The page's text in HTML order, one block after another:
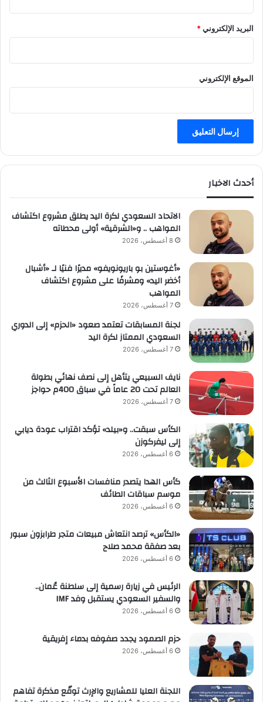
البريد الإلكتروني*
الموقع الإلكتروني
أحدث الاخبار
الاتحاد السعودي لكرة اليد يطلق مشروع اكتشاف
المواهب .. و«الشرقية» أولى محطاته
8 أغسطس، 2026
«أغوستين بو باريونويفو» مديرًا فنيًا لـ «أشبال
أخضر اليد» ومشرفًا على مشروع اكتشاف
المواهب
7 أغسطس، 2026
لجنة المسابقات تعتمد صعود «الحزم» إلى الدوري
السعودي الممتاز لكرة اليد
7 أغسطس، 2026
نايف السبيعي يتأهل إلى نصف نهائي بطولة
العالم تحت 20 عاماً في سباق 400م حواجز
7 أغسطس، 2026
الكأس سبقت.. و«بيلد» تؤكد اقتراب عودة ديابي
إلى ليفركوزن
6 أغسطس، 2026
كأس الهدا يتصدر منافسات الأسبوع الثالث من
موسم سباقات الطائف
6 أغسطس، 2026
«الكأس» ترصد انتعاش مبيعات متجر طرابزون سبور
بعد صفقة محمد صلاح
6 أغسطس، 2026
الرئيس في زيارة رسمية إلى سلطنة عُمان..
والسفير السعودي يستقبل وفد IMF
6 أغسطس، 2026
حزم الصمود يجدد صفوفه بدماء إفريقية
6 أغسطس، 2026
اللجنة العليا للمشاريع والإرث توقّع مذكرة تفاهم